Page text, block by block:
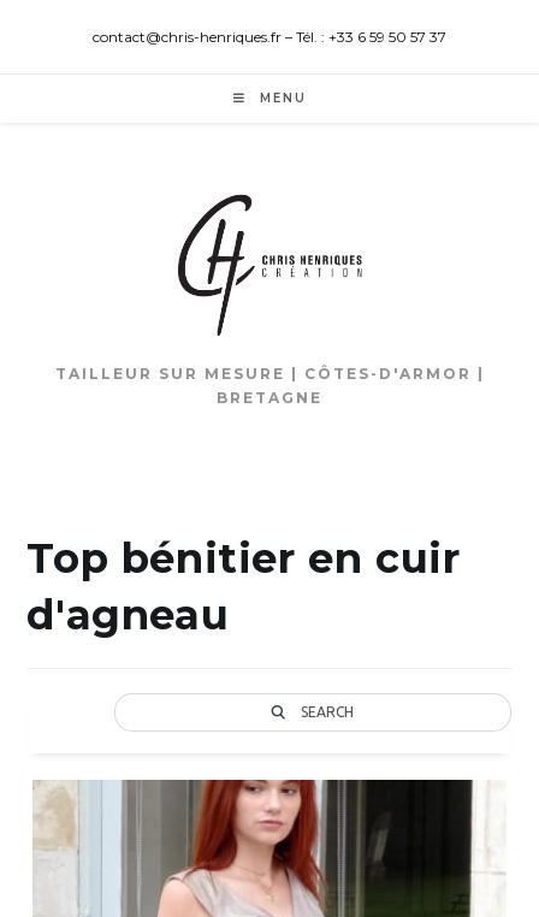
contact@chris-henriques.fr – Tél. : +33 6 59 50 57 37
MENU
TAILLEUR SUR MESURE | CÔTES-D'ARMOR |
BRETAGNE
Top bénitier en cuir
d'agneau
SEARCH